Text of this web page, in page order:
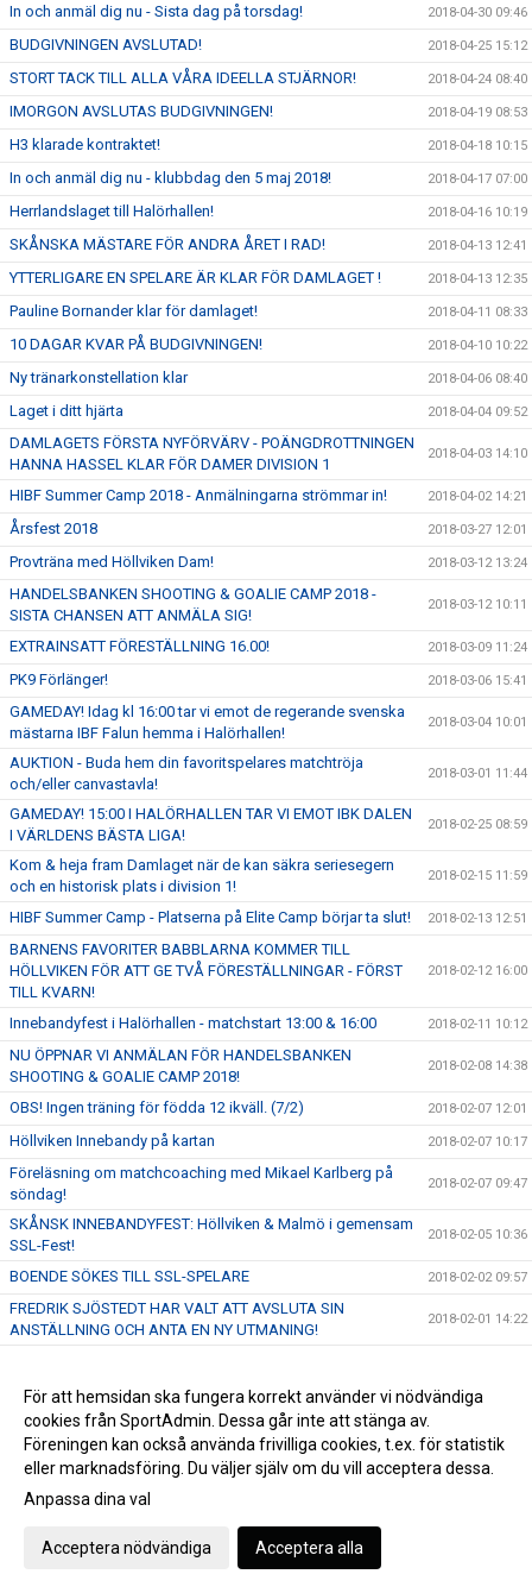
In och anmäl dig nu - Sista dag på torsdag! 2018-04-30 09:46
BUDGIVNINGEN AVSLUTAD! 2018-04-25 15:12
STORT TACK TILL ALLA VÅRA IDEELLA STJÄRNOR! 2018-04-24 08:40
IMORGON AVSLUTAS BUDGIVNINGEN! 2018-04-19 08:53
H3 klarade kontraktet! 2018-04-18 10:15
In och anmäl dig nu - klubbdag den 5 maj 2018! 2018-04-17 07:00
Herrlandslaget till Halörhallen! 2018-04-16 10:19
SKÅNSKA MÄSTARE FÖR ANDRA ÅRET I RAD! 2018-04-13 12:41
YTTERLIGARE EN SPELARE ÄR KLAR FÖR DAMLAGET ! 2018-04-13 12:35
Pauline Bornander klar för damlaget! 2018-04-11 08:33
10 DAGAR KVAR PÅ BUDGIVNINGEN! 2018-04-10 10:22
Ny tränarkonstellation klar 2018-04-06 08:40
Laget i ditt hjärta 2018-04-04 09:52
DAMLAGETS FÖRSTA NYFÖRVÄRV - POÄNGDROTTNINGEN
HANNA HASSEL KLAR FÖR DAMER DIVISION 1
2018-04-03 14:10
HIBF Summer Camp 2018 - Anmälningarna strömmar in! 2018-04-02 14:21
Årsfest 2018 2018-03-27 12:01
Provträna med Höllviken Dam! 2018-03-12 13:24
HANDELSBANKEN SHOOTING & GOALIE CAMP 2018 -
SISTA CHANSEN ATT ANMÄLA SIG!
2018-03-12 10:11
EXTRAINSATT FÖRESTÄLLNING 16.00! 2018-03-09 11:24
PK9 Förlänger! 2018-03-06 15:41
GAMEDAY! Idag kl 16:00 tar vi emot de regerande svenska
mästarna IBF Falun hemma i Halörhallen!
2018-03-04 10:01
AUKTION - Buda hem din favoritspelares matchtröja
och/eller canvastavla!
2018-03-01 11:44
GAMEDAY! 15:00 I HALÖRHALLEN TAR VI EMOT IBK DALEN
I VÄRLDENS BÄSTA LIGA!
2018-02-25 08:59
Kom & heja fram Damlaget när de kan säkra seriesegern
och en historisk plats i division 1!
2018-02-15 11:59
HIBF Summer Camp - Platserna på Elite Camp börjar ta slut! 2018-02-13 12:51
BARNENS FAVORITER BABBLARNA KOMMER TILL
HÖLLVIKEN FÖR ATT GE TVÅ FÖRESTÄLLNINGAR - FÖRST
TILL KVARN!
2018-02-12 16:00
Innebandyfest i Halörhallen - matchstart 13:00 & 16:00 2018-02-11 10:12
NU ÖPPNAR VI ANMÄLAN FÖR HANDELSBANKEN
SHOOTING & GOALIE CAMP 2018!
2018-02-08 14:38
OBS! Ingen träning för födda 12 ikväll. (7/2) 2018-02-07 12:01
Höllviken Innebandy på kartan 2018-02-07 10:17
Föreläsning om matchcoaching med Mikael Karlberg på
söndag!
2018-02-07 09:47
SKÅNSK INNEBANDYFEST: Höllviken & Malmö i gemensam
SSL-Fest!
2018-02-05 10:36
BOENDE SÖKES TILL SSL-SPELARE 2018-02-02 09:57
FREDRIK SJÖSTEDT HAR VALT ATT AVSLUTA SIN
ANSTÄLLNING OCH ANTA EN NY UTMANING!
2018-02-01 14:22
IMORGON SMÄLLER DET HEMMA I VÄRLDENS BÄSTA LIGA
- 19:00 TAR VI EMOT JÖNKÖPING!
2018-01-23 11:27
Vi önskar er en riktigt God Jul! 2017-12-22 12:56
SKRATTFEST! Stort intresse när Robin Paulsson, Lena Frisk
& Malmö Comedy Klubb kommer till Höllviken
Nu öppnar vi anmälan till HIBF Summer Camp 2018
För att hemsidan ska fungera korrekt använder vi nödvändiga
cookies från SportAdmin. Dessa går inte att stänga av.
Föreningen kan också använda frivilliga cookies, t.ex. för statistik
eller marknadsföring. Du väljer själv om du vill acceptera dessa.
Anpassa dina val
Acceptera nödvändiga Acceptera alla